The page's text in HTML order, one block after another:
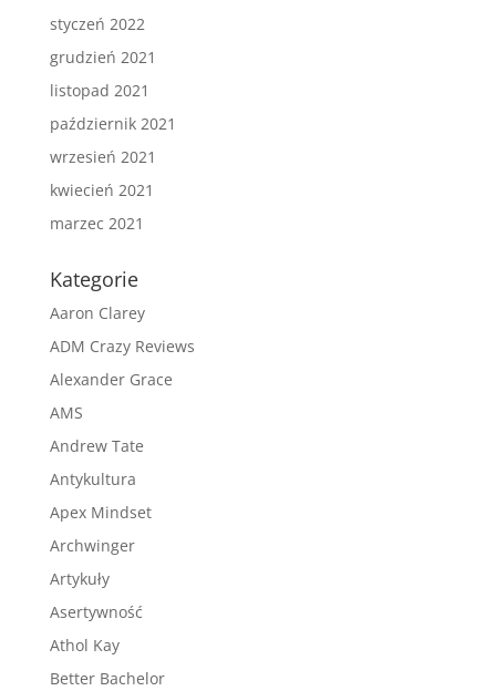
styczeń 2022
grudzień 2021
listopad 2021
październik 2021
wrzesień 2021
kwiecień 2021
marzec 2021
Kategorie
Aaron Clarey
ADM Crazy Reviews
Alexander Grace
AMS
Andrew Tate
Antykultura
Apex Mindset
Archwinger
Artykuły
Asertywność
Athol Kay
Better Bachelor